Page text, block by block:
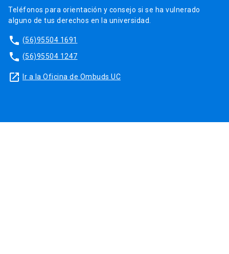
Teléfonos para orientación y consejo si se ha vulnerado
alguno de tus derechos en la universidad.
phone (56)95504 1691
phone (56)95504 1247
launch Ir a la Oficina de Ombuds UC